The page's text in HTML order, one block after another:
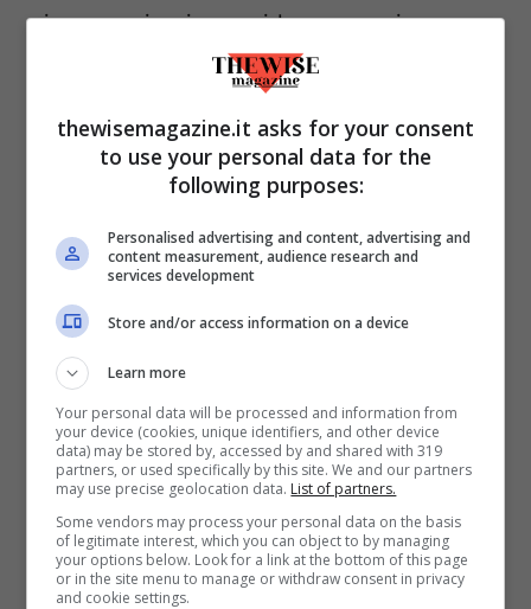
ricerca sia in rapida espansione, va
sottolineato che la stimolazione
transcraniale porta a dei miglioramenti ma
non al savantismo.Da non sottovalutare i
possibili effetti indesiderati: la
portare ad attacchi epilettici, mentre si è
osservato che la stimolazione elettrica
transcraniale ha portato a un
miglioramento delle prestazioni cognitive
in un determinato ambito, ma allo stesso
tempo a unpeggioramento in altri ambiti.
thewisemagazine.it asks for your consent
to use your personal data for the
following purposes:
Personalised advertising and content, advertising and
content measurement, audience research and
services development
Store and/or access information on a device
Learn more
Your personal data will be processed and information from
your device (cookies, unique identifiers, and other device
data) may be stored by, accessed by and shared with 319
partners, or used specifically by this site. We and our partners
may use precise geolocation data. List of partners.
Some vendors may process your personal data on the basis
of legitimate interest, which you can object to by managing
your options below. Look for a link at the bottom of this page
or in the site menu to manage or withdraw consent in privacy
and cookie settings.